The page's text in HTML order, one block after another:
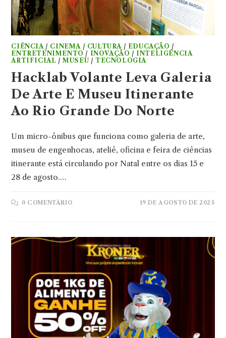
CIÊNCIA/ CINEMA / CULTURA / EDUCAÇÃO /
ENTRETENIMENTO / INOVAÇÃO / INTELIGÊNCIA
ARTIFICIAL /MUSEU /TECNOLOGIA
Hacklab Volante Leva Galeria
De Arte E Museu Itinerante
Ao Rio Grande Do Norte
Um micro-ônibus que funciona como galeria de arte,
museu de engenhocas, ateliê, oficina e feira de ciências
itinerante está circulando por Natal entre os dias 15 e
28 de agosto.…
0 COMENTÁRIO 19 DE AGOSTO DE 2025